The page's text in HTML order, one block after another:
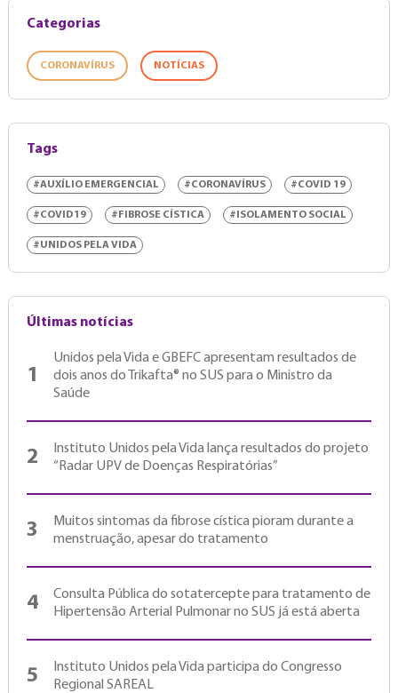
Categorias
CORONAVÍRUS NOTÍCIAS
Tags
#AUXÍLIO EMERGENCIAL #CORONAVÍRUS #COVID 19
#COVID19 #FIBROSE CÍSTICA #ISOLAMENTO SOCIAL
#UNIDOS PELA VIDA
Últimas notícias
1
Unidos pela Vida e GBEFC apresentam resultados de
dois anos do Trikafta® no SUS para o Ministro da
Saúde
2
Instituto Unidos pela Vida lança resultados do projeto
“Radar UPV de Doenças Respiratórias”
3
Muitos sintomas da fibrose cística pioram durante a
menstruação, apesar do tratamento
4
Consulta Pública do sotatercepte para tratamento de
Hipertensão Arterial Pulmonar no SUS já está aberta
5
Instituto Unidos pela Vida participa do Congresso
Regional SAREAL